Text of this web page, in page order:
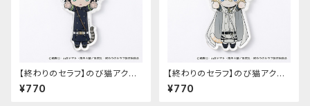
【終わりのセラフ】のび猫アクリ
ルキーホルダー（百夜優一郎）
¥770
【終わりのセラフ】のび猫アクリ
ルキーホルダー（百夜ミカエラ）
¥770